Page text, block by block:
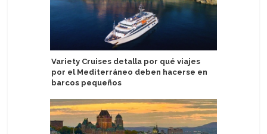
Variety Cruises detalla por qué viajes
por el Mediterráneo deben hacerse en
barcos pequeños